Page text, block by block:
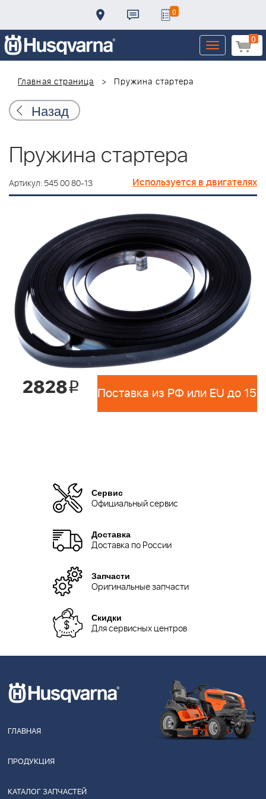
0
0
Toggle
navigation
Главная страница
Пружина стартера
Назад
Пружина стартера
Артикул: 545 00 80-13 Используется в двигателях
2828i
Сервис
Официальный сервис
Доставка
Доставка по России
Запчасти
Оригинальные запчасти
Скидки
Для сервисных центров
ГЛАВНАЯ
ПРОДУКЦИЯ
КАТАЛОГ ЗАПЧАСТЕЙ